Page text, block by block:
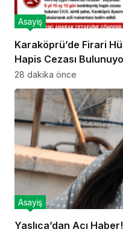
Karaköprü’de Firari
Hapis Cezası
Asayiş
28 dakika önce
Yaslıca’dan Acı Haber!
Asayiş